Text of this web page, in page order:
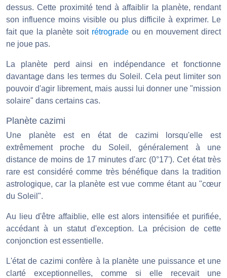
dessus. Cette proximité tend à affaiblir la planète, rendant
son influence moins visible ou plus difficile à exprimer. Le
fait que la planète soit rétrograde ou en mouvement direct
ne joue pas.
La planète perd ainsi en indépendance et fonctionne
davantage dans les termes du Soleil. Cela peut limiter son
pouvoir d'agir librement, mais aussi lui donner une "mission
solaire" dans certains cas.
Planète cazimi
Une planète est en état de cazimi lorsqu'elle est
extrêmement proche du Soleil, généralement à une
distance de moins de 17 minutes d'arc (0°17'). Cet état très
rare est considéré comme très bénéfique dans la tradition
astrologique, car la planète est vue comme étant au "cœur
du Soleil".
Au lieu d'être affaiblie, elle est alors intensifiée et purifiée,
accédant à un statut d'exception. La précision de cette
conjonction est essentielle.
L'état de cazimi confère à la planète une puissance et une
clarté exceptionnelles, comme si elle recevait une